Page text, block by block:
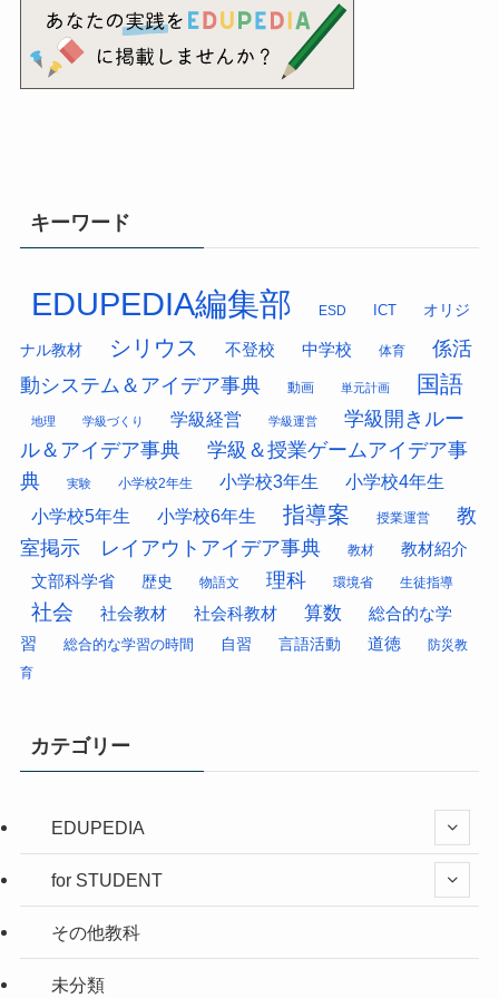
キーワード
EDUPEDIA編集部 ESD ICT オリジ
ナル教材 シリウス 不登校 中学校 体育
係活
動システム＆アイデア事典
動画 単元計画 国語
地理 学級づくり 学級経営 学級運営
学級開きルー
ル＆アイデア事典
学級＆授業ゲームアイデア事
典
実験 小学校2年生 小学校3年生
小学校4年生
小学校5年生
小学校6年生 指導案 授業運営
教
室掲示 レイアウトアイデア事典
教材 教材紹介
文部科学省 歴史 物語文 理科 環境省 生徒指導
社会 社会教材 社会科教材 算数
総合的な学
習
総合的な学習の時間 自習 言語活動 道徳 防災教
育
カテゴリー
EDUPEDIA
for STUDENT
その他教科
未分類